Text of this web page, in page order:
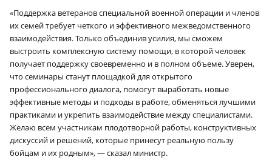
«Поддержка ветеранов специальной военной операции и членов
их семей требует четкого и эффективного межведомственного
взаимодействия. Только объединив усилия, мы сможем
выстроить комплексную систему помощи, в которой человек
получает поддержку своевременно и в полном объеме. Уверен,
что семинары станут площадкой для открытого
профессионального диалога, помогут выработать новые
эффективные методы и подходы в работе, обменяться лучшими
практиками и укрепить взаимодействие между специалистами.
Желаю всем участникам плодотворной работы, конструктивных
дискуссий и решений, которые принесут реальную пользу
бойцам и их родным», — сказал министр.